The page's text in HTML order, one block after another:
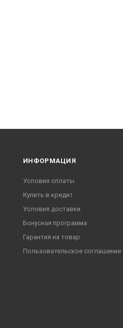
ИНФОРМАЦИЯ
Условия оплаты
Купить в кредит
Условия доставки
Бонусная программа
Гарантия на товар
Пользовательское соглашение